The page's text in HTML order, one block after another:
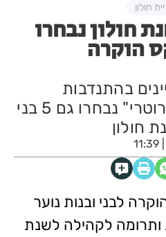
חולון נבחרו
הוקרה
בהתנדבות
שהתקיים במועדון "רוטרי" נבחרו גם 5 בני
חולון
חולון
לבני ובנות נוער
ותרומה לקהילה לשנת